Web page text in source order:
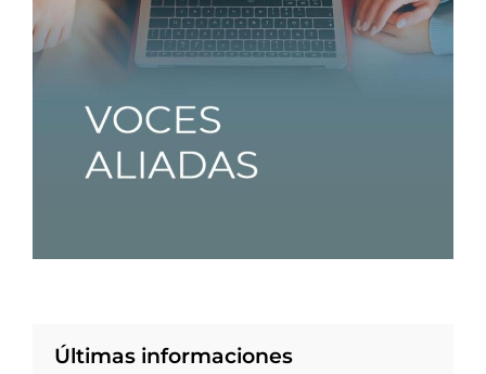
Últimas informaciones